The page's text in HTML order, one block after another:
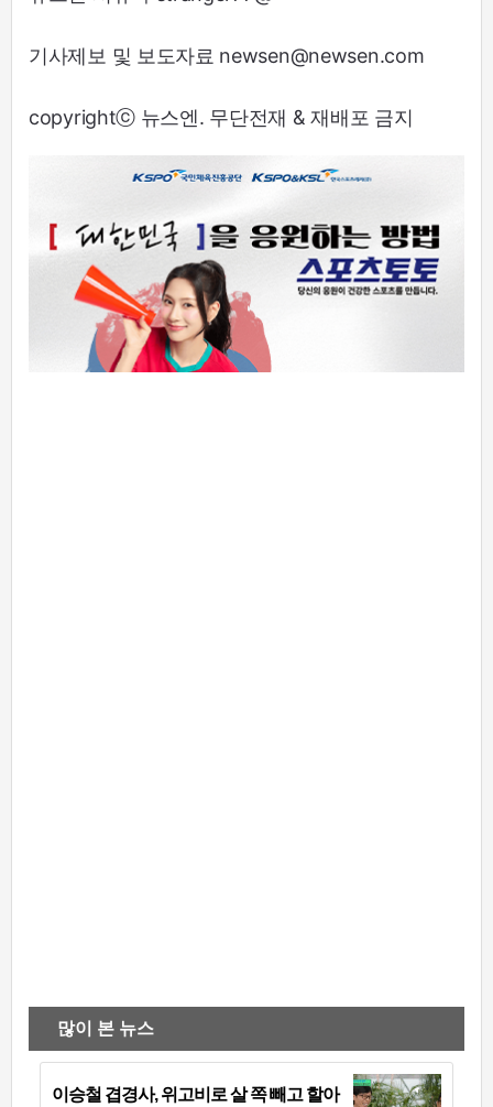
기사제보 및 보도자료 newsen@newsen.com
copyrightⓒ 뉴스엔. 무단전재 & 재배포 금지
많이 본 뉴스
이승철 겹경사, 위고비로 살 쪽 빼고 할아